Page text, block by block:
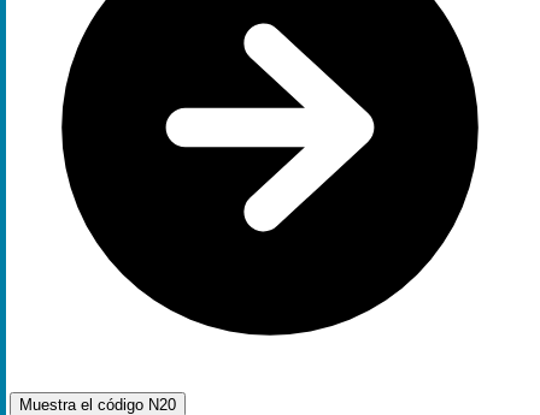
Muestra el código N20